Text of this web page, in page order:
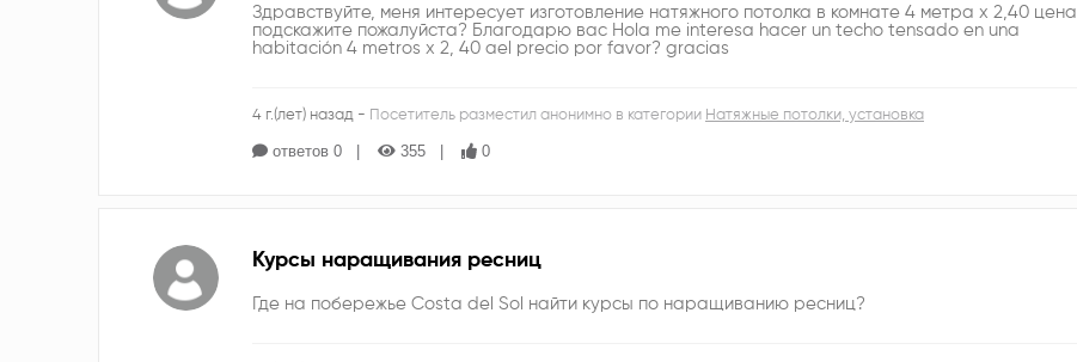
Здравствуйте, меня интересует изготовление натяжного потолка в комнате 4 метра х 2,40 цена
подскажите пожалуйста? Благодарю вас Hola me interesa hacer un techo tensado en una
habitación 4 metros x 2, 40 ael precio por favor? gracias
4 г.(лет) назад - Посетитель разместил анонимно в категории Натяжные потолки, установка
ответов 0 355 0
Курсы наращивания ресниц
Где на побережье Costa del Sol найти курсы по наращиванию ресниц?